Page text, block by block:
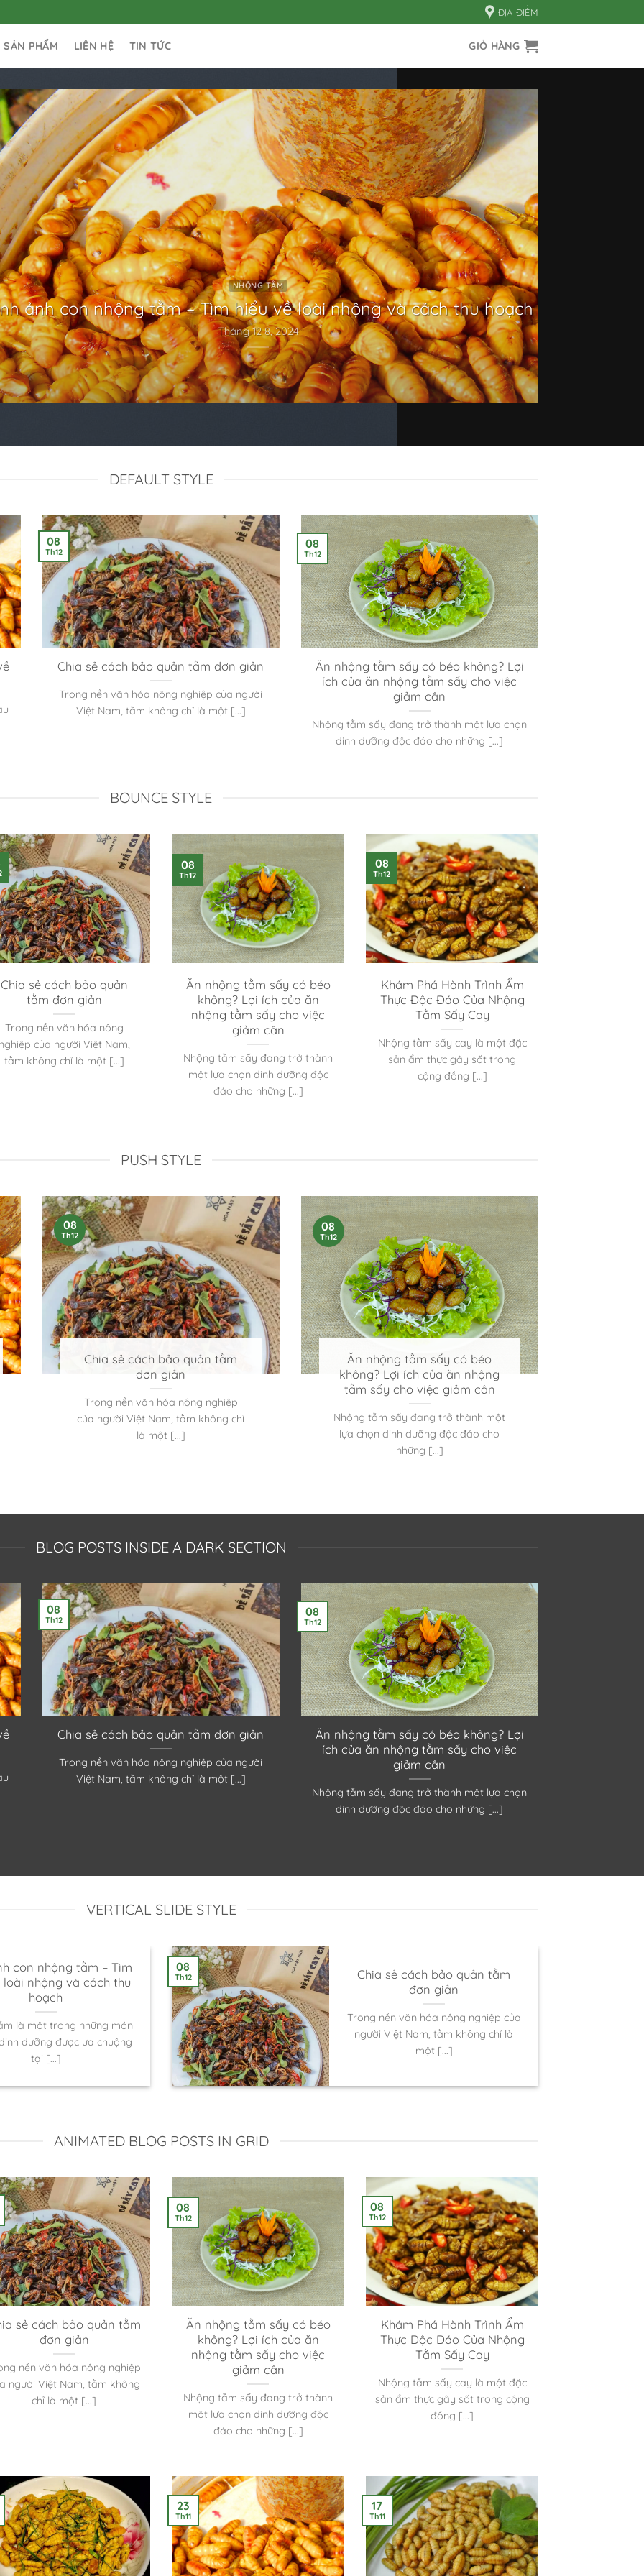
ĐỊA ĐIỂM
SẢN PHẨM LIÊN HỆ TIN TỨC GIỎ HÀNG
NHỘNG TẰM
ảnh con nhộng tằm – Tìm hiểu về loài nhộng và cách thu hoạch
Tháng 12 8, 2024
DEFAULT STYLE
Chia sẻ cách bảo quản tằm đơn giản
Trong nền văn hóa nông nghiệp của người
Việt Nam, tằm không chỉ là một [...]
08
Th12
Ăn nhộng tằm sấy có béo không? Lợi
ích của ăn nhộng tằm sấy cho việc
giảm cân
Nhộng tằm sấy đang trở thành một lựa chọn
dinh dưỡng độc đáo cho những [...]
08
Th12
BOUNCE STYLE
Chia sẻ cách bảo quản
tằm đơn giản
Trong nền văn hóa nông
nghiệp của người Việt Nam,
tằm không chỉ là một [...]
Ăn nhộng tằm sấy có béo
không? Lợi ích của ăn
nhộng tằm sấy cho việc
giảm cân
Nhộng tằm sấy đang trở thành
một lựa chọn dinh dưỡng độc
đáo cho những [...]
08
Th12
Khám Phá Hành Trình Ẩm
Thực Độc Đáo Của Nhộng
Tằm Sấy Cay
Nhộng tằm sấy cay là một đặc
sản ẩm thực gây sốt trong
cộng đồng [...]
08
Th12
PUSH STYLE
Chia sẻ cách bảo quản tằm
đơn giản
Trong nền văn hóa nông nghiệp
của người Việt Nam, tằm không chỉ
là một [...]
08
Th12
Ăn nhộng tằm sấy có béo
không? Lợi ích của ăn nhộng
tằm sấy cho việc giảm cân
Nhộng tằm sấy đang trở thành một
lựa chọn dinh dưỡng độc đáo cho
những [...]
08
Th12
BLOG POSTS INSIDE A DARK SECTION
Chia sẻ cách bảo quản tằm đơn giản
Trong nền văn hóa nông nghiệp của người
Việt Nam, tằm không chỉ là một [...]
08
Th12
Ăn nhộng tằm sấy có béo không? Lợi
ích của ăn nhộng tằm sấy cho việc
giảm cân
Nhộng tằm sấy đang trở thành một lựa chọn
dinh dưỡng độc đáo cho những [...]
08
Th12
VERTICAL SLIDE STYLE
con nhộng tằm – Tìm
loài nhộng và cách thu
hoạch
là một trong những món
dưỡng được ưa chuộng
tại [...]
Chia sẻ cách bảo quản tằm
đơn giản
Trong nền văn hóa nông nghiệp của
người Việt Nam, tằm không chỉ là
một [...]
08
Th12
ANIMATED BLOG POSTS IN GRID
sẻ cách bảo quản tằm
đơn giản
nền văn hóa nông nghiệp
người Việt Nam, tằm không
chỉ là một [...]
Ăn nhộng tằm sấy có béo
không? Lợi ích của ăn
nhộng tằm sấy cho việc
giảm cân
Nhộng tằm sấy đang trở thành
một lựa chọn dinh dưỡng độc
đáo cho những [...]
08
Th12
Khám Phá Hành Trình Ẩm
Thực Độc Đáo Của Nhộng
Tằm Sấy Cay
Nhộng tằm sấy cay là một đặc
sản ẩm thực gây sốt trong cộng
đồng [...]
08
Th12
23
Th11
17
Th11